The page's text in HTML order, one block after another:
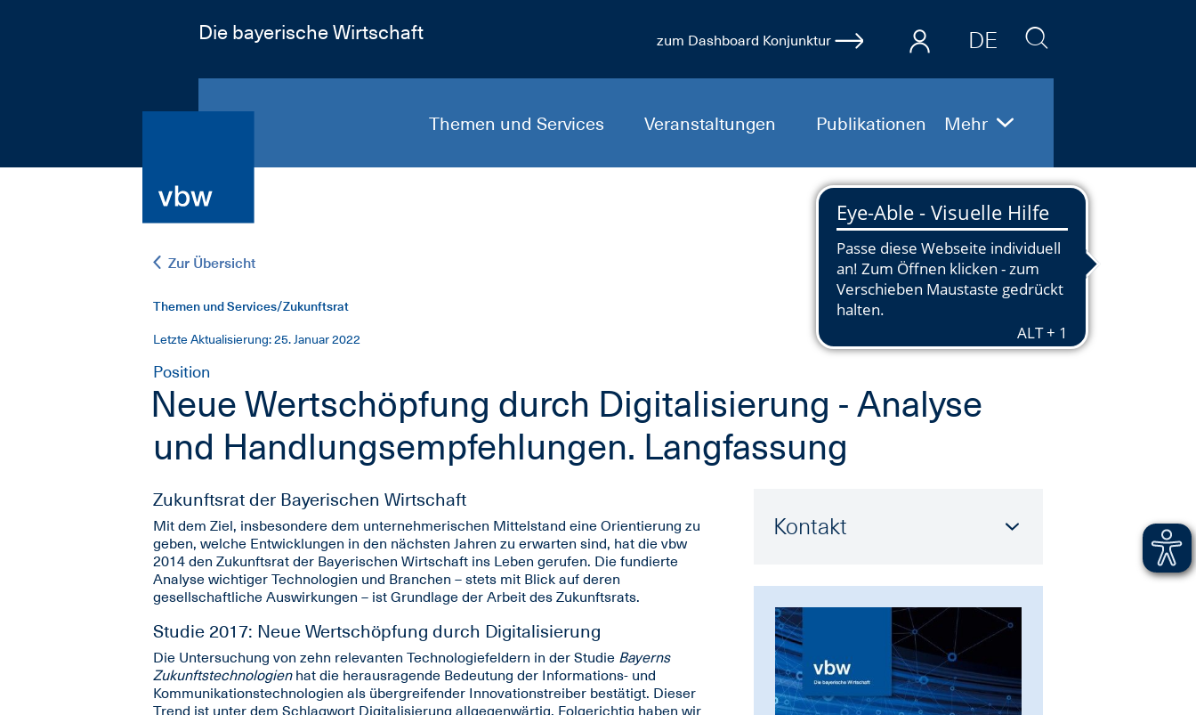
Die bayerische Wirtschaft zum Dashboard Konjunktur
DE
EN
Mehr
Themen und Services Veranstaltungen Publikationen
Zur Übersicht
Themen und Services/Zukunftsrat
Letzte Aktualisierung: 25. Januar 2022
Position
Neue Wertschöpfung durch Digitalisierung - Analyse
und Handlungsempfehlungen. Langfassung
Kontakt
Zukunftsrat der Bayerischen Wirtschaft
Mit dem Ziel, insbesondere dem unternehmerischen Mittelstand eine Orientierung zu
geben, welche Entwicklungen in den nächsten Jahren zu erwarten sind, hat die vbw
2014 den Zukunftsrat der Bayerischen Wirtschaft ins Leben gerufen. Die fundierte
Analyse wichtiger Technologien und Branchen – stets mit Blick auf deren
gesellschaftliche Auswirkungen – ist Grundlage der Arbeit des Zukunftsrats.
Studie 2017: Neue Wertschöpfung durch Digitalisierung
Die Untersuchung von zehn relevanten Technologiefeldern in der Studie Bayerns
Zukunftstechnologien hat die herausragende Bedeutung der Informations- und
Kommunikationstechnologien als übergreifender Innovationstreiber bestätigt. Dieser
Trend ist unter dem Schlagwort Digitalisierung allgegenwärtig. Folgerichtig haben wir